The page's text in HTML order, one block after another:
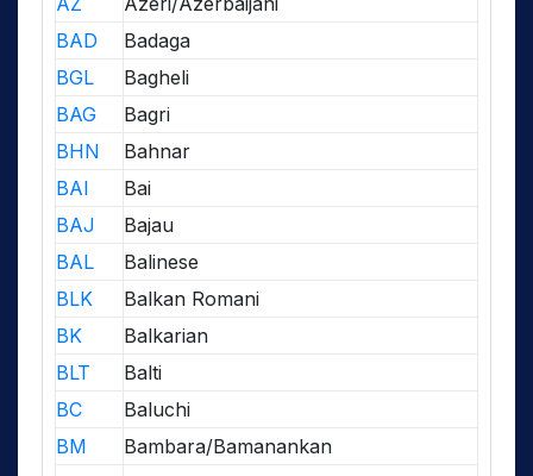
BAD
Badaga
BGL
Bagheli
BAG
Bagri
BHN
Bahnar
BAI
Bai
BAJ
Bajau
BAL
Balinese
BLK
Balkan Romani
BK
Balkarian
BLT
Balti
BC
Baluchi
BM
Bambara/Bamanankan